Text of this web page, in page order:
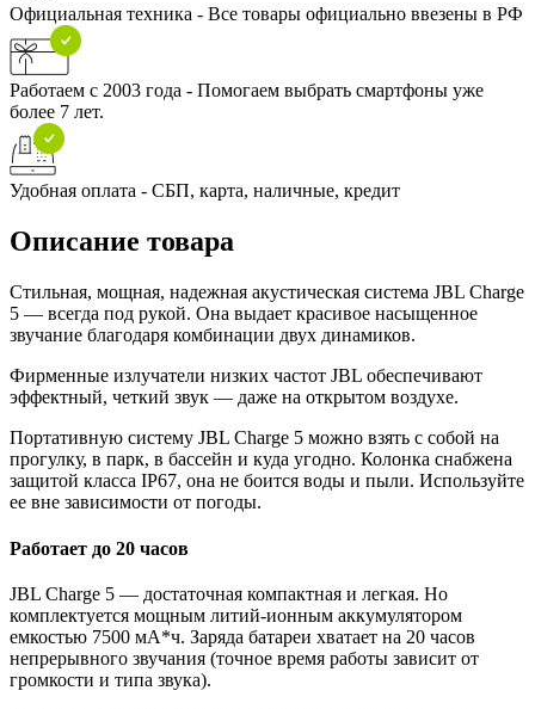
Официальная техника - Все товары официально ввезены в РФ
Работаем с 2003 года - Помогаем выбрать смартфоны уже
более 7 лет.
Удобная оплата - СБП, карта, наличные, кредит
Описание товара
Стильная, мощная, надежная акустическая система JBL Charge
5 — всегда под рукой. Она выдает красивое насыщенное
звучание благодаря комбинации двух динамиков.
Фирменные излучатели низких частот JBL обеспечивают
эффектный, четкий звук — даже на открытом воздухе.
Портативную систему JBL Charge 5 можно взять с собой на
прогулку, в парк, в бассейн и куда угодно. Колонка снабжена
защитой класса IP67, она не боится воды и пыли. Используйте
ее вне зависимости от погоды.
Работает до 20 часов
JBL Charge 5 — достаточная компактная и легкая. Но
комплектуется мощным литий-ионным аккумулятором
емкостью 7500 мА*ч. Заряда батареи хватает на 20 часов
непрерывного звучания (точное время работы зависит от
громкости и типа звука).